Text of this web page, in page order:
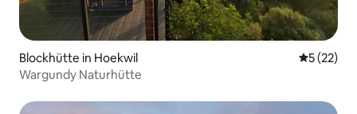
Blockhütte in Hoekwil
5 (22)
Wargundy Naturhütte